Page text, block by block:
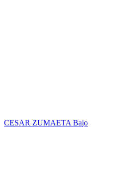
CESAR ZUMAETA Bajo